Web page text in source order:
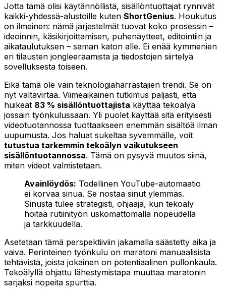
Jotta tämä olisi käytännöllistä, sisällöntuottajat rynnivät
kaikki-yhdessä-alustoille kuten ShortGenius. Houkutus
on ilmeinen: nämä järjestelmät tuovat koko prosessin –
ideoinnin, käsikirjoittamisen, puhenäytteet, editointiin ja
aikataulutuksen – saman katon alle. Ei enää kymmenien
eri tilausten jongleeraamista ja tiedostojen siirtelyä
sovelluksesta toiseen.
Eikä tämä ole vain teknologiaharrastajien trendi. Se on
nyt valtavirtaa. Viimeaikainen tutkimus paljasti, että
huikeat 83 % sisällöntuottajista käyttää tekoälyä
jossain työnkulussaan. Yli puolet käyttää sitä erityisesti
videotuotannossa tuottaakseen enemmän sisältöä ilman
uupumusta. Jos haluat sukeltaa syvemmälle, voit
tutustua tarkemmin tekoälyn vaikutukseen
sisällöntuotannossa. Tämä on pysyvä muutos siinä,
miten videot valmistetaan.
Avainlöydös: Todellinen YouTube-automaatio
ei korvaa sinua. Se nostaa sinut ylemmäs.
Sinusta tulee strategisti, ohjaaja, kun tekoäly
hoitaa rutiinityön uskomattomalla nopeudella
ja tarkkuudella.
Asetetaan tämä perspektiiviin jakamalla säästetty aika ja
vaiva. Perinteinen työnkulu on maratoni manuaalisista
tehtävistä, joista jokainen on potentiaalinen pullonkaula.
Tekoälyllä ohjattu lähestymistapa muuttaa maratonin
sarjaksi nopeita spurttia.